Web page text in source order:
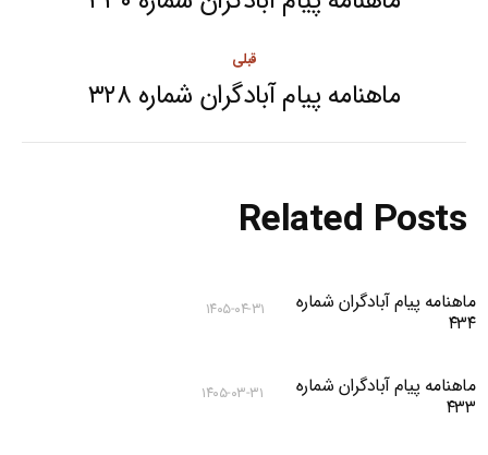
قبلی
Previous
ماهنامه پیام آبادگران شماره ۳۲۸
Related Posts
ماهنامه پیام آبادگران شماره
۴۳۴
۱۴۰۵-۰۴-۳۱
ماهنامه پیام آبادگران شماره
۴۳۳
۱۴۰۵-۰۳-۳۱